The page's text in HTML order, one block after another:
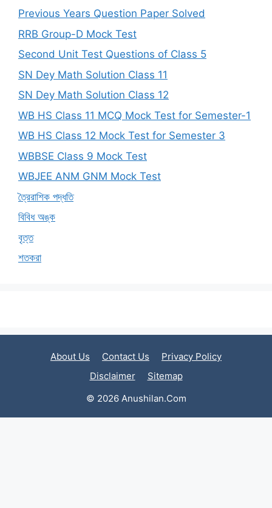
Previous Years Question Paper Solved
RRB Group-D Mock Test
Second Unit Test Questions of Class 5
SN Dey Math Solution Class 11
SN Dey Math Solution Class 12
WB HS Class 11 MCQ Mock Test for Semester-1
WB HS Class 12 Mock Test for Semester 3
WBBSE Class 9 Mock Test
WBJEE ANM GNM Mock Test
ত্রৈরাশিক পদ্ধতি
বিবিধ অঙ্ক
বৃত্ত
শতকরা
About Us Contact Us
Privacy Policy
Disclaimer
Sitemap
© 2026 Anushilan.Com